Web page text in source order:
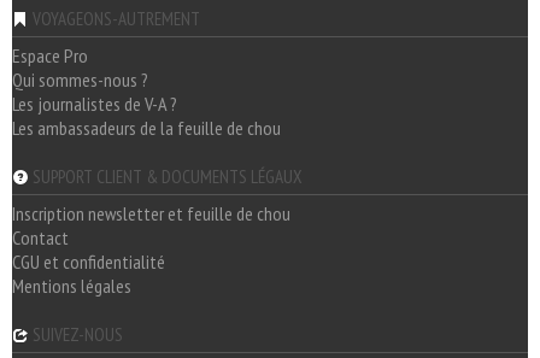
VOYAGEONS-AUTREMENT
Espace Pro
Qui sommes-nous ?
Les journalistes de V-A ?
Les ambassadeurs de la feuille de chou
SUPPORT CLIENT & DOCUMENTS LÉGAUX
Inscription newsletter et feuille de chou
Contact
CGU et confidentialité
Mentions légales
SUIVEZ-NOUS